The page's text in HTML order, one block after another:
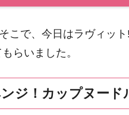
こで、今日はラヴィッ
らいました。
ジ！カップヌー